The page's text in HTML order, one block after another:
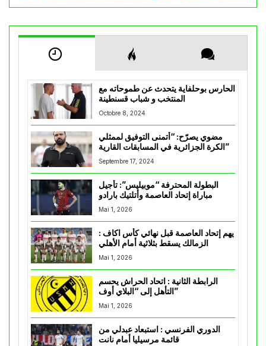
الحارس بوحلفاية يتحدث عن طموحاته مع
المنتخب و شباب قسنطينة
Octobre 8, 2024
مضوي يصرّح: “أتمنى التوفيق لممثلي
الكرة الجزائرية في المسابقات القارية”
Septembre 17, 2024
البطولة المحترفة “موبيليس”: تأجيل
مباراة إتحاد العاصمة وأتلتيك بارادو
Mai 1, 2026
يهم إتحاد العاصمة قبل نهائي كأس اكاف :
Mai 1, 2026
الرابطة الثانية : اتحاد الحراش يحسم
التأهل إلى “البلاي أوف”
Mai 1, 2026
الدوري الفرنسي : استبعاد عبدلي من
قائمة مرسيليا أمام نانت